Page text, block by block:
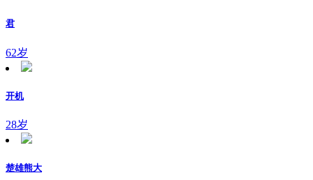
君
62岁
开机
28岁
楚雄熊大